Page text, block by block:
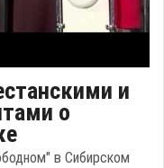
и
о
в Сибирском